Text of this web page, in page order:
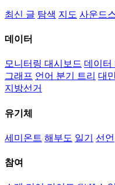
최신 글 탐색 지도 사운드
데이터
모니터링 대시보드 데이터
그래프 언어 분기 트리 대
지방선거
유기체
세미온트 해부도 일기 선언
참여